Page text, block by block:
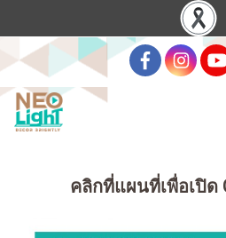
คลิกที่แผนที่เพื่อเปิด